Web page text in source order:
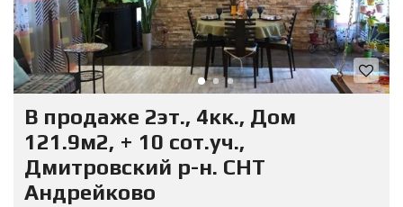
В продаже 2эт., 4кк., Дом
121.9м2, + 10 сот.уч.,
Дмитровский р-н. СНТ
Андрейково